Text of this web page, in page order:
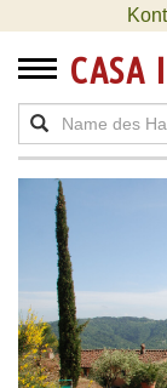
CASA